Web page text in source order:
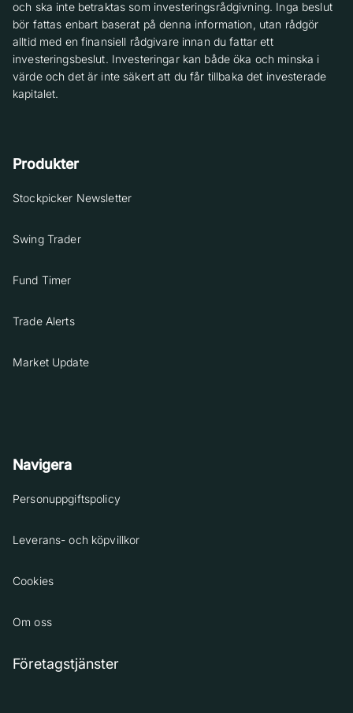
och ska inte betraktas som investeringsrådgivning. Inga beslut
bör fattas enbart baserat på denna information, utan rådgör
alltid med en finansiell rådgivare innan du fattar ett
investeringsbeslut. Investeringar kan både öka och minska i
värde och det är inte säkert att du får tillbaka det investerade
kapitalet.
Produkter
Stockpicker Newsletter
Swing Trader
Fund Timer
Trade Alerts
Market Update
Navigera
Personuppgiftspolicy
Leverans- och köpvillkor
Cookies
Om oss
Företagstjänster